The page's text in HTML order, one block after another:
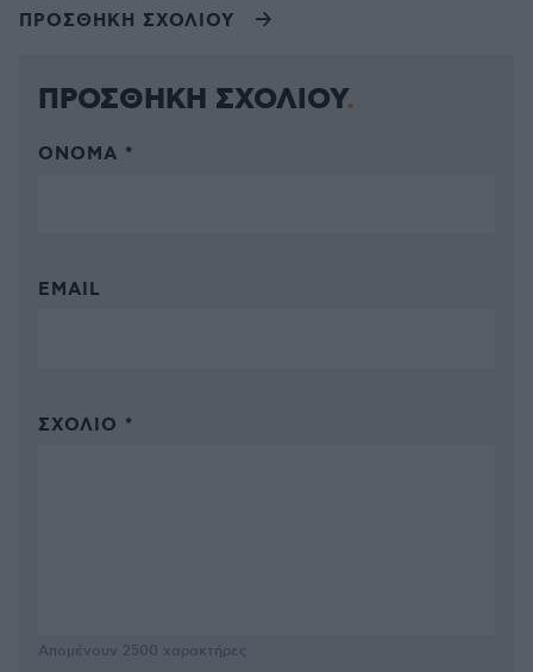
ΠΡΟΣΘΗΚΗ ΣΧΟΛΙΟΥ
ΠΡΟΣΘΗΚΗ ΣΧΟΛΙΟΥ
ΌΝΟΜΑ *
EMAIL
ΣΧΌΛΙΟ *
Απομένουν 2500 χαρακτήρες